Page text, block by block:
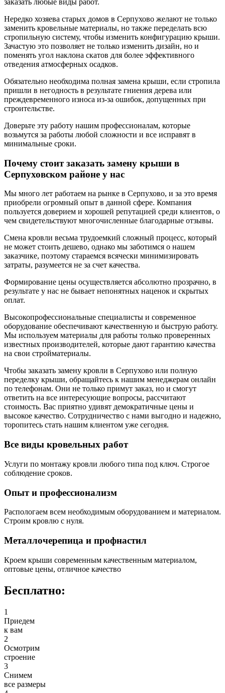
заказать любые виды работ.
Нередко хозяева старых домов в Серпухово желают не только
заменить кровельные материалы, но также переделать всю
стропильную систему, чтобы изменить конфигурацию крыши.
Зачастую это позволяет не только изменить дизайн, но и
поменять угол наклона скатов для более эффективного
отведения атмосферных осадков.
Обязательно необходима полная замена крыши, если стропила
пришли в негодность в результате гниения дерева или
преждевременного износа из-за ошибок, допущенных при
строительстве.
Доверьте эту работу нашим профессионалам, которые
возьмутся за работы любой сложности и все исправят в
минимальные сроки.
Почему стоит заказать замену крыши в
Серпуховском районе у нас
Мы много лет работаем на рынке в Серпухово, и за это время
приобрели огромный опыт в данной сфере. Компания
пользуется доверием и хорошей репутацией среди клиентов, о
чем свидетельствуют многочисленные благодарные отзывы.
Смена кровли весьма трудоемкий сложный процесс, который
не может стоить дешево, однако мы заботимся о нашем
заказчике, поэтому стараемся всячески минимизировать
затраты, разумеется не за счет качества.
Формирование цены осуществляется абсолютно прозрачно, в
результате у нас не бывает непонятных наценок и скрытых
оплат.
Высокопрофессиональные специалисты и современное
оборудование обеспечивают качественную и быструю работу.
Мы используем материалы для работы только проверенных
известных производителей, которые дают гарантию качества
на свои стройматериалы.
Чтобы заказать замену кровли в Серпухово или полную
переделку крыши, обращайтесь к нашим менеджерам онлайн
по телефонам. Они не только примут заказ, но и смогут
ответить на все интересующие вопросы, рассчитают
стоимость. Вас приятно удивят демократичные цены и
высокое качество. Сотрудничество с нами выгодно и надежно,
торопитесь стать нашим клиентом уже сегодня.
Все виды кровельных работ
Услуги по монтажу кровли любого типа под ключ. Строгое
соблюдение сроков.
Опыт и профессионализм
Распологаем всем необходимым оборудованием и материалом.
Строим кровлю с нуля.
Металлочерепица и профнастил
Кроем крыши современным качественным материалом,
оптовые цены, отличное качество
Бесплатно:
1
Приедем
к вам
2
Осмотрим
строение
3
Снимем
все размеры